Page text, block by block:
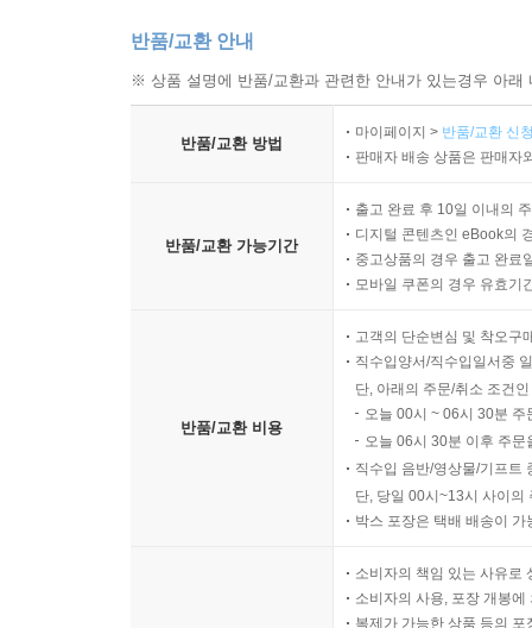
반품/교환 안내
※ 상품 설명에 반품/교환과 관련한 안내가 있는경우 아
반품/교환 방법
마이페이지 > 반품/교환 신
판매자 배송 상품은 판매자
반품/교환 가능기간
출고 완료 후 10일 이내의
디지털 콘텐츠인 eBook의
중고상품의 경우 출고 완료
모바일 쿠폰의 경우 유효기
반품/교환 비용
고객의 단순변심 및 착오구
직수입양서/직수입일서중
단, 아래의 주문/취소 조건
오늘 00시 ~ 06시 30분
오늘 06시 30분 이후 주
직수입 음반/영상물/기프트
단, 당일 00시~13시 사이의
박스 포장은 택배 배송이
소비자의 책임 있는 사유로
소비자의 사용, 포장 개봉
복제가 가능한 상품 등의